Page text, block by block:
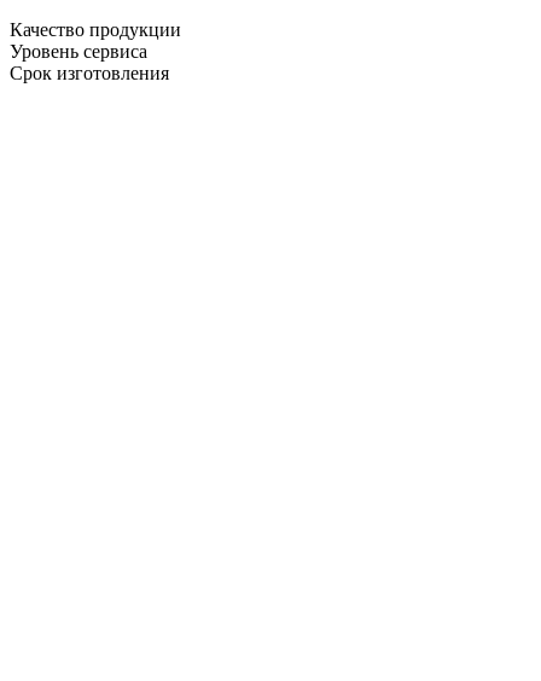
Качество продукции
Уровень сервиса
Срок изготовления